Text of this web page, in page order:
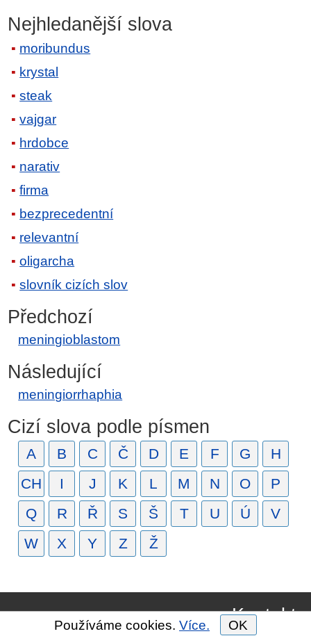
Nejhledanější slova
moribundus
krystal
steak
vajgar
hrdobce
narativ
firma
bezprecedentní
relevantní
oligarcha
slovník cizích slov
Předchozí
meningioblastom
Následující
meningiorrhaphia
Cizí slova podle písmen
A B C Č D E F G
H
CH
I J K L M N O
P
Q
R Ř S Š T U Ú
V
W
X Y Z Ž
Kontakt
Používáme cookies. Více. OK